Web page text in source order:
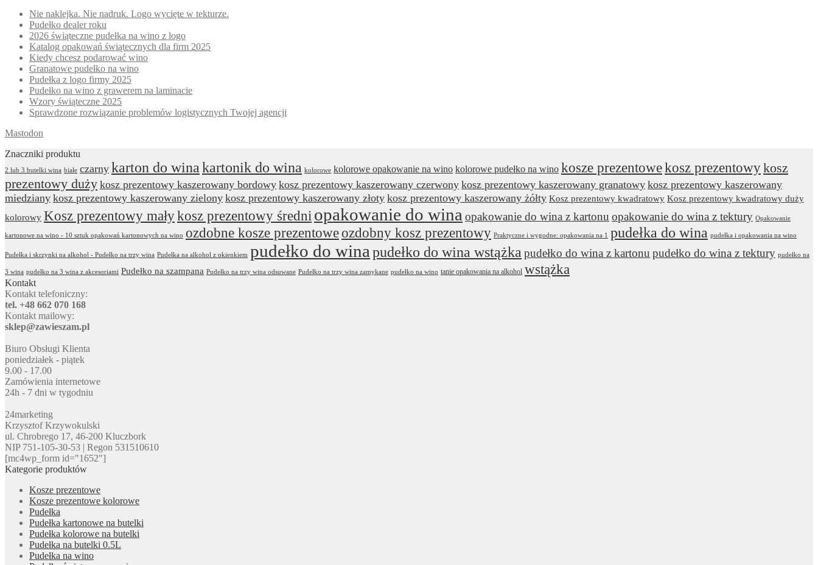
Nie naklejka. Nie nadruk. Logo wycięte w tekturze.
Pudełko dealer roku
2026 świąteczne pudełka na wino z logo
Katalog opakowań świątecznych dla firm 2025
Kiedy chcesz podarować wino
Granatowe pudełko na wino
Pudełka z logo firmy 2025
Pudełko na wino z grawerem na laminacie
Wzory świąteczne 2025
Sprawdzone rozwiązanie problemów logistycznych Twojej agencji
Mastodon
Znaczniki produktu
2 lub 3 butelki wina białe czarny karton do wina kartonik do wina kolorowe kolorowe opakowanie na wino kolorowe pudełko na wino kosze prezentowekosz prezentowykosz
prezentowy duży kosz prezentowy kaszerowany bordowy kosz prezentowy kaszerowany czerwony kosz prezentowy kaszerowany granatowy kosz prezentowy kaszerowany
miedziany kosz prezentowy kaszerowany zielony kosz prezentowy kaszerowany złoty kosz prezentowy kaszerowany żółty Kosz prezentowy kwadratowy Kosz prezentowy kwadratowy duży
kolorowy Kosz prezentowy małykosz prezentowy średni opakowanie do wina opakowanie do wina z kartonu opakowanie do wina z tektury Opakowanie
kartonowe na wino - 10 sztuk opakowań kartonowych na wino ozdobne kosze prezentoweozdobny kosz prezentowy Praktyczne i wygodne: opakowania na 1 pudełka do wina pudełka i opakowania na wino
Pudełka i skrzynki na alkohol - Pudełko na trzy wina Pudełka na alkohol z okienkiem pudełko do wina pudełko do wina wstążka pudełko do wina z kartonu pudełko do wina z tektury pudełko na
3 wina pudełko na 3 wina z akcesoriami Pudełko na szampana Pudełko na trzy wina odsuwane Pudełko na trzy wina zamykane pudełko na wino tanie opakowania na alkohol wstążka
Kontakt
Kontakt telefoniczny:
tel. +48 662 070 168
Kontakt mailowy:
sklep@zawieszam.pl
Biuro Obsługi Klienta
poniedziałek - piątek
9.00 - 17.00
Zamówienia internetowe
24h - 7 dni w tygodniu
24marketing
Krzysztof Krzywokulski
ul. Chrobrego 17, 46-200 Kluczbork
NIP 751-105-30-53 | Regon 531510610
[mc4wp_form id="1652"]
Kategorie produktów
Kosze prezentowe
Kosze prezentowe kolorowe
Pudełka
Pudełka kartonowe na butelki
Pudełka kolorowe na butelki
Pudełka na butelki 0.5L
Pudełka na wino